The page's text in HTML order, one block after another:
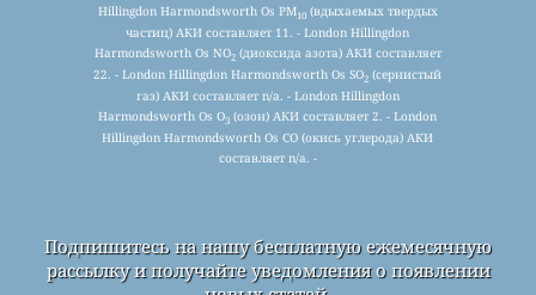
Hillingdon Harmondsworth Os PM10(вдыхаемых твердых
частиц) АКИ составляет 11. - London Hillingdon
Harmondsworth Os NO2(диоксида азота) АКИ составляет
22. - London Hillingdon Harmondsworth Os SO2 (сернистый
газ) АКИ составляет n/a. - London Hillingdon
Harmondsworth Os O3 (озон) АКИ составляет 2. - London
Hillingdon Harmondsworth Os CO (окись углерода) АКИ
составляет n/a. -
Подпишитесь на нашу бесплатную ежемесячную
рассылку и получайте уведомления о появлении